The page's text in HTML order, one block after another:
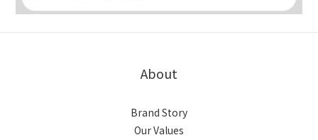
About
Brand Story
Our Values